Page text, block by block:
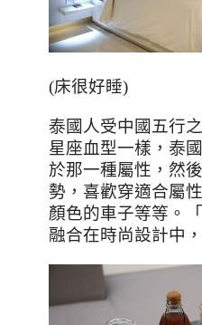
(床很好睡)
泰國人受中國五行
星座血型一樣，泰
於那一種屬性，然
勢，喜歡穿適合屬
顏色的車子等等。「
融合在時尚設計中